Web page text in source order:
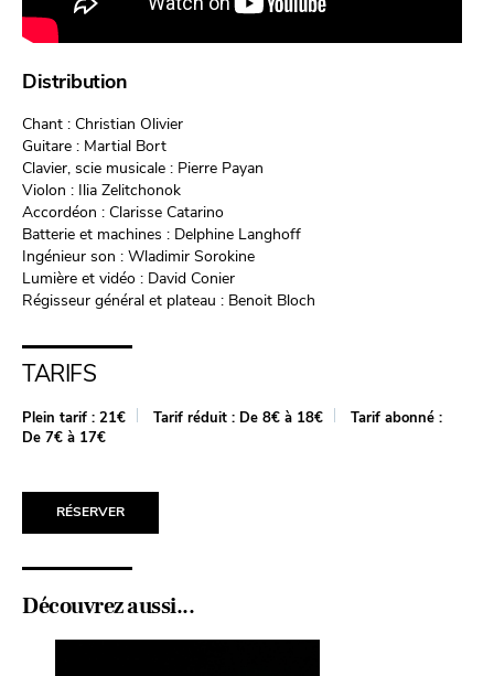
Distribution
Chant : Christian Olivier
Guitare : Martial Bort
Clavier, scie musicale : Pierre Payan
Violon : Ilia Zelitchonok
Accordéon : Clarisse Catarino
Batterie et machines : Delphine Langhoff
Ingénieur son : Wladimir Sorokine
Lumière et vidéo : David Conier
Régisseur général et plateau : Benoit Bloch
TARIFS
Plein tarif : 21€ Tarif réduit : De 8€ à 18€
Tarif abonné :
De 7€ à 17€
RÉSERVER
Découvrez aussi...